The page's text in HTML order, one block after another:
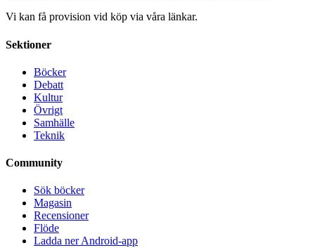
Vi kan få provision vid köp via våra länkar.
Sektioner
Böcker
Debatt
Kultur
Övrigt
Samhälle
Teknik
Community
Sök böcker
Magasin
Recensioner
Flöde
Ladda ner Android-app